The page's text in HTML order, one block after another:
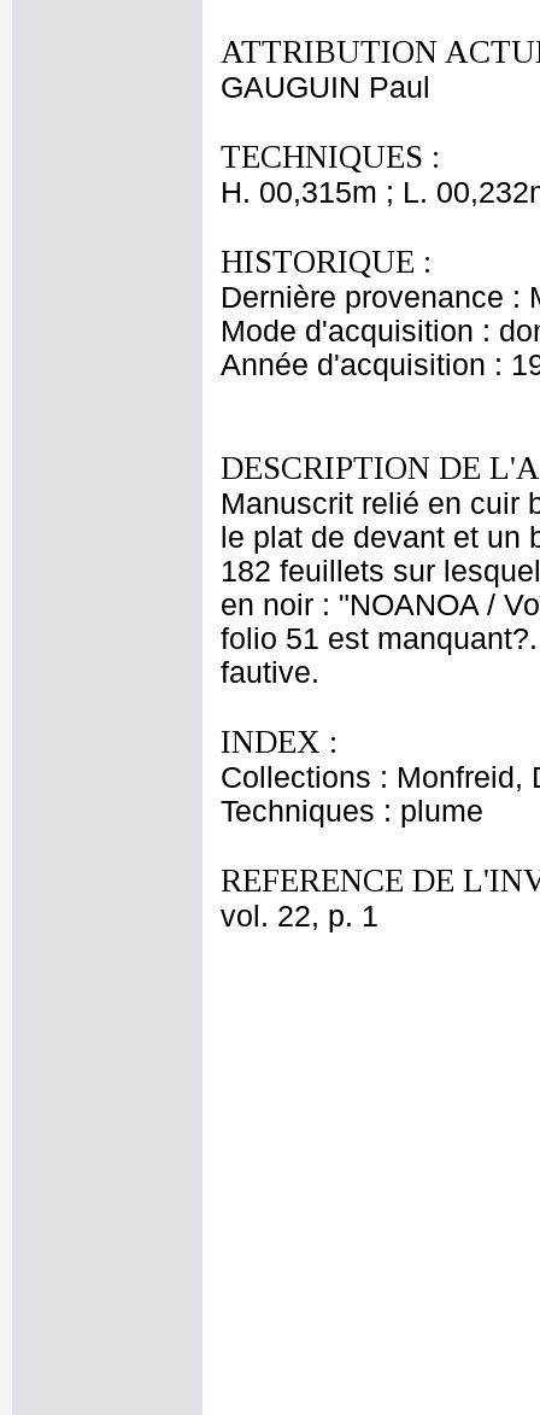
ATTRIBUTION
GAUGUIN Paul
TECHNIQUES :
H. 00,315m ; L.
HISTORIQUE :
Dernière provenance :
Mode d'acquisition :
Année d'acquisition :
DESCRIPTION DE
Manuscrit relié en cuir
le plat de devant et un
182 feuillets sur
en noir : "NOANOA /
folio 51 est
fautive.
INDEX :
Collections : Monfreid,
Techniques : plume
REFERENCE DE
vol. 22, p. 1